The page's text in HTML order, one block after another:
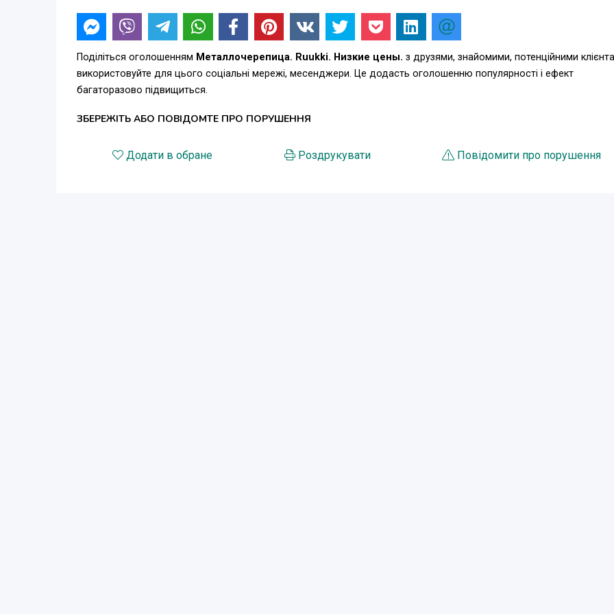
Поділіться оголошенням Металлочерепица. Ruukki. Низкие цены. з друзями, знайомими, потенційними
використовуйте для цього соціальні мережі, месенджери. Це додасть оголошенню популярності і ефект
багаторазово підвищиться.
ЗБЕРЕЖІТЬ АБО ПОВІДОМТЕ ПРО ПОРУШЕННЯ
Додати в обране Роздрукувати Повідомити про порушення